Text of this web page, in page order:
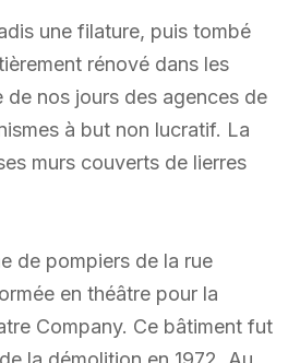
une filature, puis tombé
rénové dans les
de nos jours des agences de
à but non lucratif. La
murs couverts de lierres
de pompiers de la rue
en théâtre pour la
Company. Ce bâtiment fut